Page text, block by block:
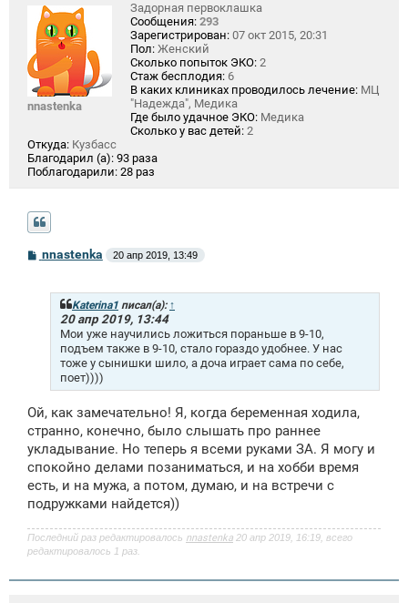
nnastenka
Задорная первоклашка
Сообщения: 293
Зарегистрирован: 07 окт 2015, 20:31
Пол: Женский
Сколько попыток ЭКО: 2
Стаж бесплодия: 6
В каких клиниках проводилось лечение: МЦ
"Надежда", Медика
Где было удачное ЭКО: Медика
Сколько у вас детей: 2
Откуда: Кузбасс
Благодарил (а): 93 раза
Поблагодарили: 28 раз
Сnnastenka 20 апр 2019, 13:49
Katerina1 писал(а): ↑
20 апр 2019, 13:44
Мои уже научились ложиться пораньше в 9-10,
подъем также в 9-10, стало гораздо удобнее. У нас
тоже у сынишки шило, а доча играет сама по себе,
поет))))
Ой, как замечательно! Я, когда беременная ходила,
странно, конечно, было слышать про раннее
укладывание. Но теперь я всеми руками ЗА. Я могу и
спокойно делами позаниматься, и на хобби время
есть, и на мужа, а потом, думаю, и на встречи с
подружками найдется))
Последний раз редактировалось nnastenka 20 апр 2019, 16:19, всего
редактировалось 1 раз.